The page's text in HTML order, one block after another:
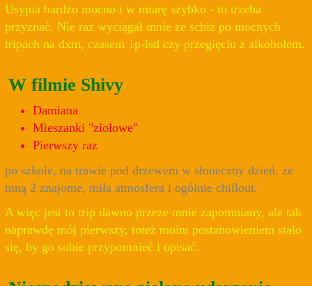
Usypia bardzo mocno i w miarę szybko - to trzeba
przyznać. Nie raz wyciągał mnie ze schiz po mocnych
tripach na dxm, czasem 1p-lsd czy przegięciu z alkoholem.
W filmie Shivy
Damiana
Mieszanki "ziołowe"
Pierwszy raz
po szkole, na trawie pod drzewem w słoneczny dzień. ze
mną 2 znajome, miła atmosfera i ogólnie chillout.
A więc jest to trip dawno przeze mnie zapomniany, ale tak
naprawdę mój pierwszy, toteż moim postanowieniem stało
się, by go sobie przypomnieć i opisać.